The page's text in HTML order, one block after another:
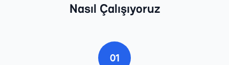
Nasıl Çalışıyoruz
01